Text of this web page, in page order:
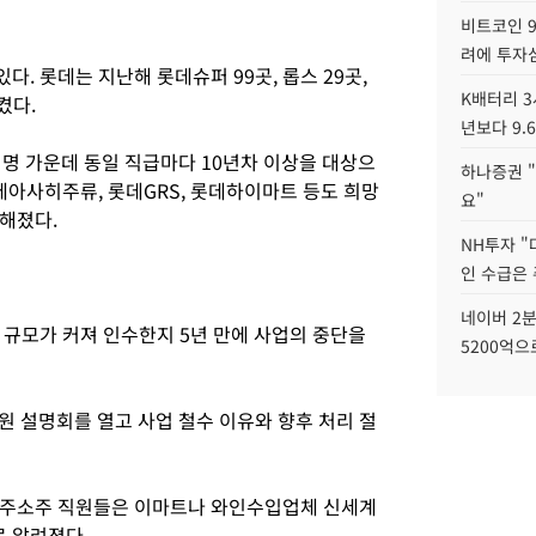
. 롯데는 지난해 롯데슈퍼 99곳, 롭스 29곳,
다.
가운데 동일 직급마다 10년차 이상을 대상으
사히주류, 롯데GRS, 롯데하이마트 등도 희망
졌다.
모가 커져 인수한지 5년 만에 사업의 중단을
설명회를 열고 사업 철수 이유와 향후 처리 절
소주 직원들은 이마트나 와인수입업체 신세계
비트코인
려에 투자
K배터리
년보다
하나증권
요"
NH투자 "
인 수급은
네이버 2
5200억으